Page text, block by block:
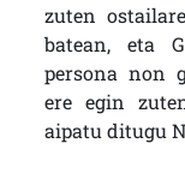
zuten
batean, eta
persona non
ere egin
aipatu ditugu